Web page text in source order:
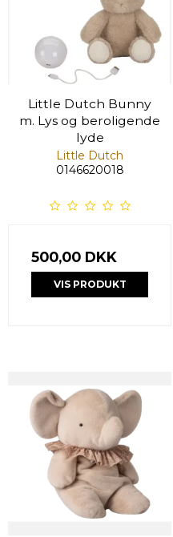
Little Dutch Bunny
m. Lys og beroligende
lyde
Little Dutch
0146620018
500,00 DKK
VIS PRODUKT